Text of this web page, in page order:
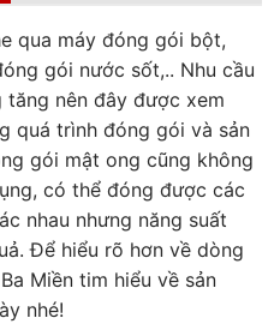
qua máy đóng gói bột,
gói nước sốt,.. Nhu cầu
nên đây được xem
quá trình đóng gói và sản
gói mật ong cũng không
có thể đóng được các
nhau nhưng năng suất
Để hiểu rõ hơn về dòng
Miền tim hiểu về sản
nhé!